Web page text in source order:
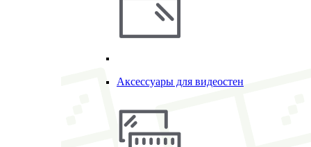
Аксессуары для видеостен